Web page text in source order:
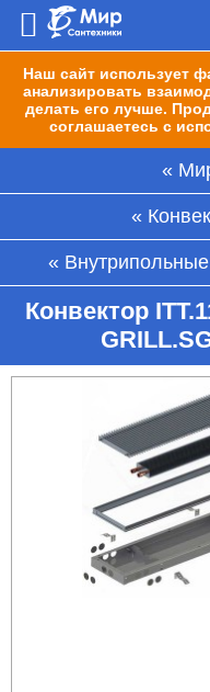
Наш сайт использует
анализировать
делать его лучше.
соглашаетесь с
Конвектор